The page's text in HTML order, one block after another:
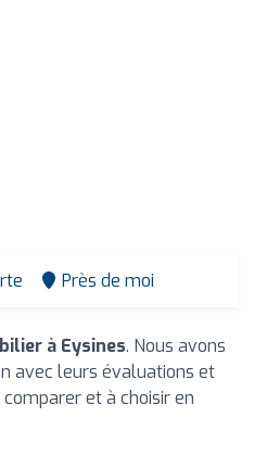
Près de moi
à Eysines. Nous avons
avec leurs évaluations et
et à choisir en